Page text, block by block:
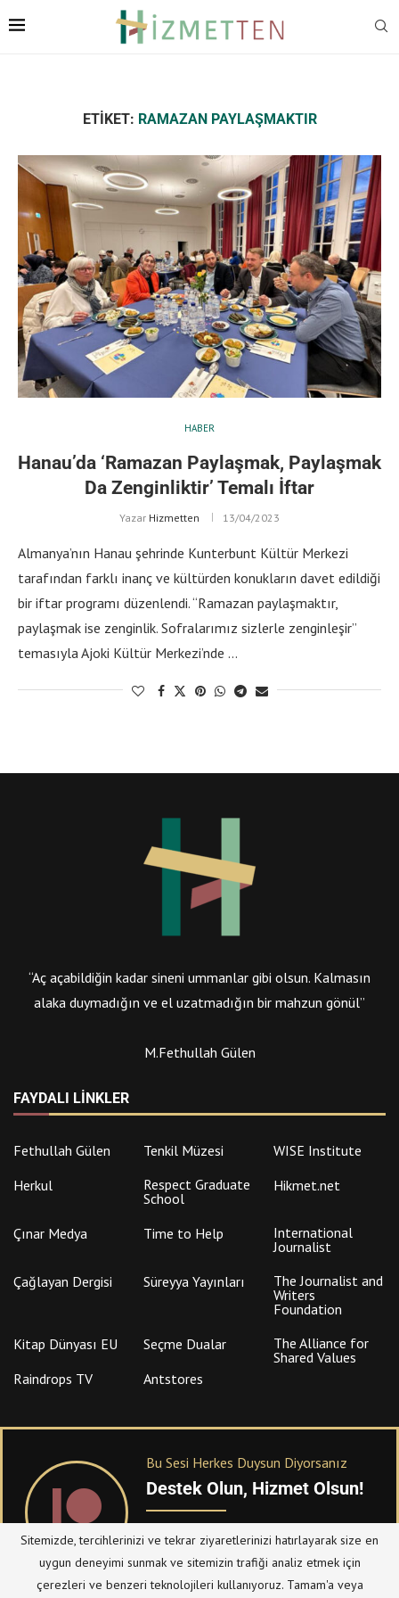
ETIKET: RAMAZAN PAYLAŞMAKTIR
HABER
Hanau’da ‘Ramazan Paylaşmak, Paylaşmak
Da Zenginliktir’ Temalı İftar
Yazar Hizmetten 13/04/2023
Almanya’nın Hanau şehrinde Kunterbunt Kültür Merkezi
tarafından farklı inanç ve kültürden konukların davet edildiği
bir iftar programı düzenlendi. “Ramazan paylaşmaktır,
paylaşmak ise zenginlik. Sofralarımız sizlerle zenginleşir”
temasıyla Ajoki Kültür Merkezi’nde …
“Aç açabildiğin kadar sineni ummanlar gibi olsun. Kalmasın
alaka duymadığın ve el uzatmadığın bir mahzun gönül”
M.Fethullah Gülen
FAYDALI LINKLER
Fethullah Gülen Tenkil Müzesi
WISE Institute
Herkul
Respect Graduate
School
Hikmet.net
Çınar Medya Time to Help
International
Journalist
Çağlayan Dergisi
Süreyya Yayınları
The Journalist and
Writers
Foundation
Kitap Dünyası EU
Seçme Dualar
The Alliance for
Shared Values
Raindrops TV
Antstores
Bu Sesi Herkes Duysun Diyorsanız
Destek Olun, Hizmet Olsun!
PATREONüzerinden sitemize bağışta
bulanabilirsiniz.
Sitemizde, tercihlerinizi ve tekrar ziyaretlerinizi hatırlayarak size en
uygun deneyimi sunmak ve sitemizin trafiği analiz etmek için
çerezleri ve benzeri teknolojileri kullanıyoruz. Tamam'a veya